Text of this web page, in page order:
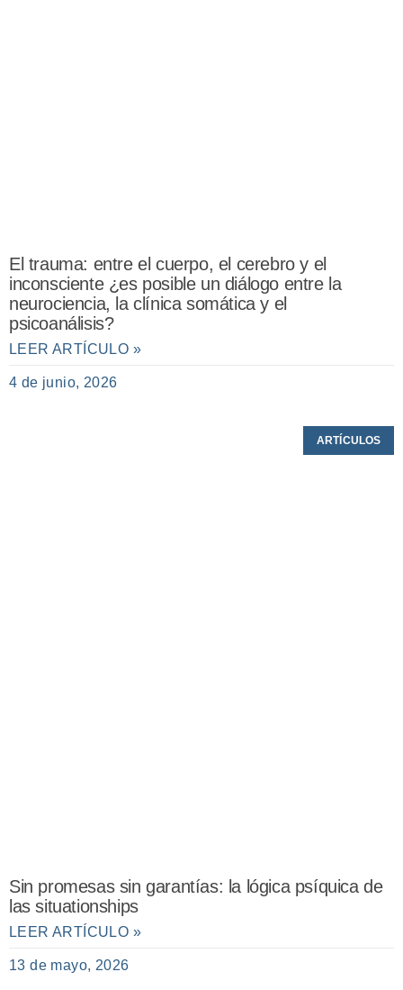
El trauma: entre el cuerpo, el cerebro y el
inconsciente ¿es posible un diálogo entre la
neurociencia, la clínica somática y el
psicoanálisis?
LEER ARTÍCULO »
4 de junio, 2026
ARTÍCULOS
Sin promesas sin garantías: la lógica psíquica de
las situationships
LEER ARTÍCULO »
13 de mayo, 2026